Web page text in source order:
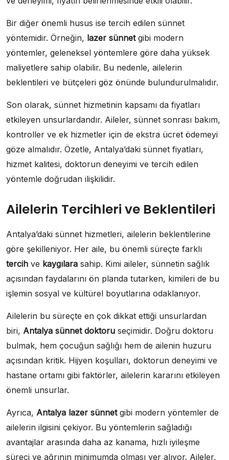
Bir diğer önemli husus ise tercih edilen sünnet
yöntemidir. Örneğin, lazer sünnetgibi modern
yöntemler, geleneksel yöntemlere göre daha yüksek
maliyetlere sahip olabilir. Bu nedenle, ailelerin
beklentileri ve bütçeleri göz önünde bulundurulmalıdır.
Son olarak, sünnet hizmetinin kapsamı da fiyatları
etkileyen unsurlardandır. Aileler, sünnet sonrası bakım,
kontroller ve ek hizmetler için de ekstra ücret ödemeyi
göze almalıdır. Özetle, Antalya’daki sünnet fiyatları,
hizmet kalitesi, doktorun deneyimi ve tercih edilen
yöntemle doğrudan ilişkilidir.
Ailelerin Tercihleri ve Beklentileri
Antalya’daki sünnet hizmetleri, ailelerin beklentilerine
göre şekilleniyor. Her aile, bu önemli süreçte farklı
tercih ve kaygılara sahip. Kimi aileler, sünnetin sağlık
açısından faydalarını ön planda tutarken, kimileri de bu
işlemin sosyal ve kültürel boyutlarına odaklanıyor.
Ailelerin bu süreçte en çok dikkat ettiği unsurlardan
biri, Antalya sünnet doktoru seçimidir. Doğru doktoru
bulmak, hem çocuğun sağlığı hem de ailenin huzuru
açısından kritik. Hijyen koşulları, doktorun deneyimi ve
hastane ortamı gibi faktörler, ailelerin kararını etkileyen
önemli unsurlar.
Ayrıca, Antalya lazer sünnetgibi modern yöntemler de
ailelerin ilgisini çekiyor. Bu yöntemlerin sağladığı
avantajlar arasında daha az kanama, hızlı iyileşme
süreci ve ağrının minimumda olması yer alıyor. Aileler,